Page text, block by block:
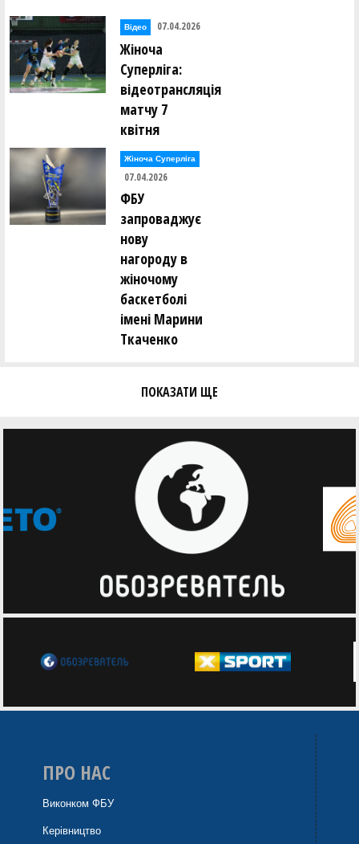
Відео 07.04.2026
Жіноча
Суперліга:
відеотрансляція
матчу 7
квітня
Жіноча Суперліга
07.04.2026
ФБУ
запроваджує
нову
нагороду в
жіночому
баскетболі
імені Марини
Ткаченко
ПОКАЗАТИ ЩЕ
ПРО НАС
Виконком ФБУ
Керівництво